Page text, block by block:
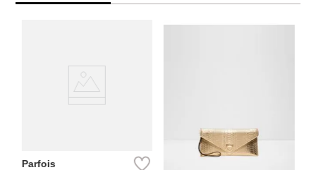
Parfois